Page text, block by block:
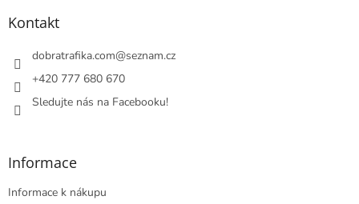
Kontakt
dobratrafika.com@seznam.cz
+420 777 680 670
Sledujte nás na Facebooku!
Informace
Informace k nákupu